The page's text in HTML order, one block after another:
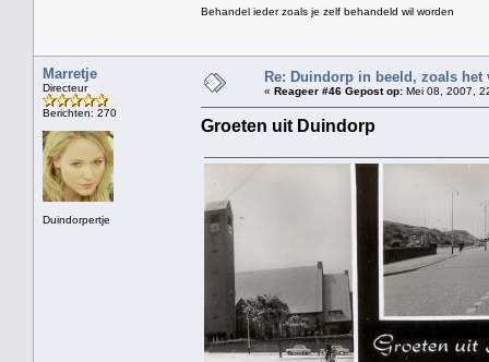
Behandel ieder zoals je zelf behandeld wil worden
Marretje
Directeur
Berichten: 270
Duindorpertje
Re: Duindorp in beeld, zoals het
« Reageer #46 Gepost op: Mei 08, 2007,
Groeten uit Duindorp